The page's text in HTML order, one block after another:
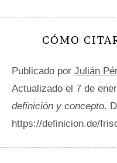
CÓMO
Publicado por Julián
Actualizado el 7 de
definición y concepto.
https://definicion.de/